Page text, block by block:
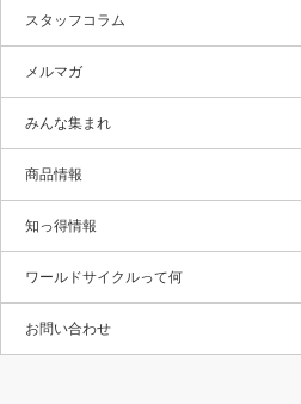
スタッフコラム
メルマガ
みんな集まれ
商品情報
知っ得情報
ワールドサイクルって何
お問い合わせ